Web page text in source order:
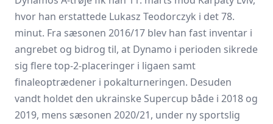
hvor han erstattede Lukasz Teodorczyk i det 78.
minut. Fra sæsonen 2016/17 blev han fast inventar i
angrebet og bidrog til, at Dynamo i perioden sikrede
sig flere top-2-placeringer i ligaen samt
finaleoptrædener i pokalturneringen. Desuden
vandt holdet den ukrainske Supercup både i 2018 og
2019, mens sæsonen 2020/21, under ny sportslig